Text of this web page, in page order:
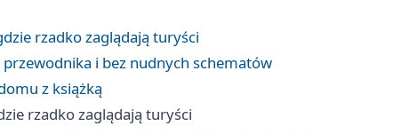
rzadko zaglądają turyści
i bez nudnych schematów
z książką
rzadko zaglądają turyści